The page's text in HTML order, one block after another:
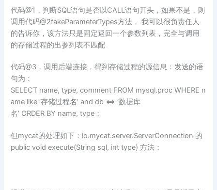
代码@1，判断SQL语句是否以CALL语句开头，如果不是，则
调用代码@2fakeParameterTypes方法， 我可以很负责任人
的告诉你，该方法只是固定返回一个参数列表，完全与调用
的存储过程的出参列表不匹配
代码@3，调用后端连接，得到存储过程的源信息：发送的语
句为：
SELECT name, type, comment FROM mysql.proc WHERE n
ame like ‘存储过程名’ and db <=> ‘数据库
名’ ORDER BY name, type；
但mycat的处理如下：io.mycat.server.ServerConnection 的
public void execute(String sql, int type) 方法：